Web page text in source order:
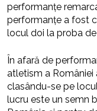
performanțe
performanțe a fost
locul doi la proba
În afară de
atletism a României
clasându-se pe
lucru este un semn